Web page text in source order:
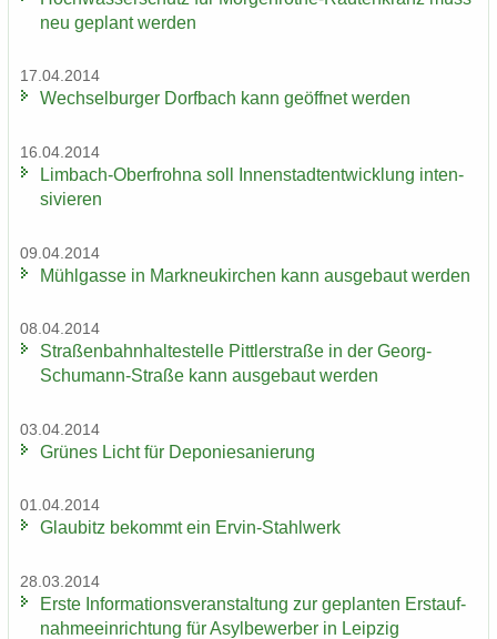
neu ge­plant wer­den
17.04.2014
Wech­sel­bur­ger Dorf­bach kann ge­öff­net wer­den
16.04.2014
Limbach-​Oberfrohna soll In­nen­stadt­ent­wick­lung in­ten­
si­vie­ren
09.04.2014
Mühl­gas­se in Mark­neu­kir­chen kann aus­ge­baut wer­den
08.04.2014
Stra­ßen­bahn­hal­te­stel­le Pitt­ler­stra­ße in der Georg-​
Schumann-Straße kann aus­ge­baut wer­den
03.04.2014
Grü­nes Licht für De­po­nie­sa­nie­rung
01.04.2014
Glau­bitz be­kommt ein Ervin-​Stahlwerk
28.03.2014
Erste In­for­ma­ti­ons­ver­an­stal­tung zur ge­plan­ten Erst­auf­
nah­me­ein­rich­tung für Asyl­be­wer­ber in Leip­zig